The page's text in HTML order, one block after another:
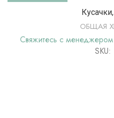
ОБЩАЯ
Свяжитесь с менеджером